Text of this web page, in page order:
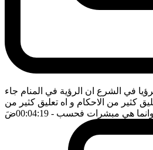
في الشرع ان الرؤية في المنام جاء
كثير من الاحكام و اه تعليق كثير من
وانما هي مبشرات فحسب - 00:04:19 ضَ